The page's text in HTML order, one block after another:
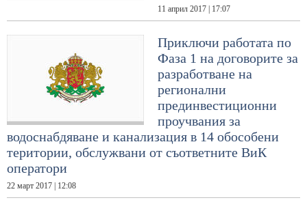
11 април 2017 | 17:07
Приключи работата по
Фаза 1 на договорите за
разработване на
регионални
прединвестиционни
проучвания за
водоснабдяване и канализация в 14 обособени
територии, обслужвани от съответните ВиК
оператори
22 март 2017 | 12:08